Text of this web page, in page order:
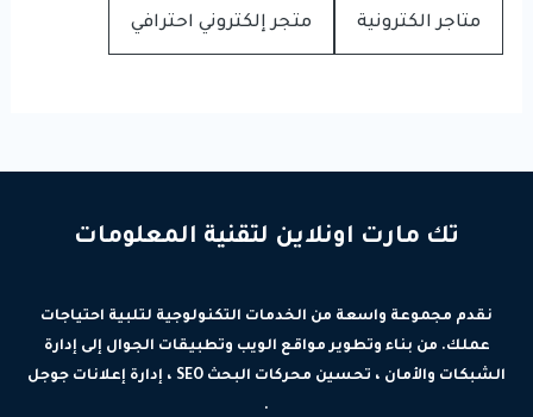
متاجر الكترونية متجر إلكتروني احترافي
تك مارت اونلاين لتقنية المعلومات
نقدم مجموعة واسعة من الخدمات التكنولوجية لتلبية احتياجات
عملك. من بناء وتطوير مواقع الويب وتطبيقات الجوال إلى إدارة
الشبكات والأمان ، تحسين محركات البحث SEO ، إدارة إعلانات جوجل
.